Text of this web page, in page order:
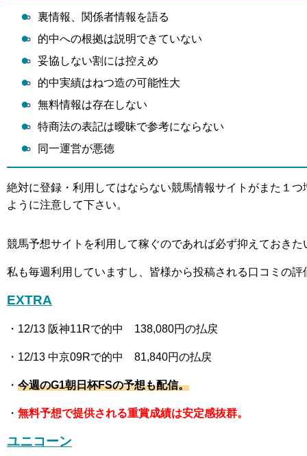
裏情報、関係者情報を語る
的中への根拠は説明できていない
妥協しない割には控えめ
的中実績はねつ造の可能性大
無料情報は存在しない
特商法の表記は曖昧で参考にならない
同一運営が悪徳
絶対に登録・利用してはならない競馬情報サイトがまた１
ように注意して下さい。
競馬予想サイトを利用して稼ぐのであれば必ず抑えておき
私も毎週利用していますし、皆様から投稿される口コミの
EXTRA
・12/13 阪神11Rで的中 138,080円の払戻
・12/13 中京09Rで的中 81,840円の払戻
・ 今週のG1朝日杯FSの予想も配信。
・ 無料予想で提供される重賞成績は安定感抜群。
ユニコーン